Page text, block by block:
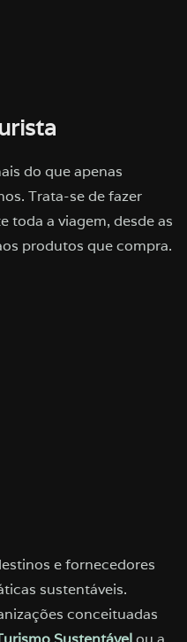
do que apenas
Trata-se de fazer
toda a viagem, desde as
produtos que compra.
e fornecedores
sustentáveis.
conceituadas